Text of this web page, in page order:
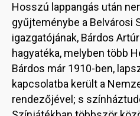
Hosszú lappangás után
gyűjteménybe a Belvárosi
igazgatójának, Bárdos
hagyatéka, melyben több
Bárdos már 1910-ben,
kapcsolatba került a
rendezőjével; s